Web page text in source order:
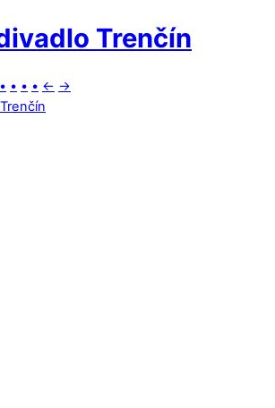
Trenčín
• • • • ← →